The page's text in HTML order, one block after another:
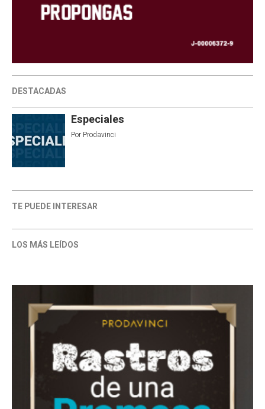
DESTACADAS
Especiales
Por Prodavinci
TE PUEDE INTERESAR
LOS MÁS LEÍDOS